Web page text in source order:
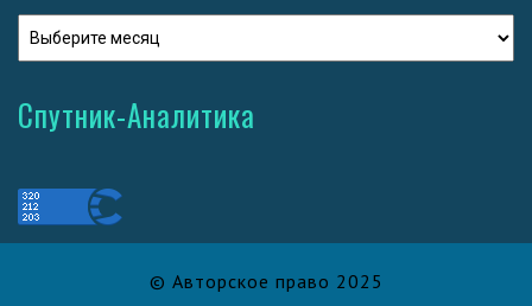
Спутник-Аналитика
© Авторское право 2025